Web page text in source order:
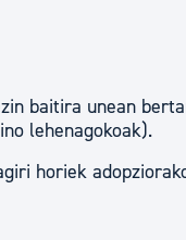
baitira unean
lehenagokoak).
horiek